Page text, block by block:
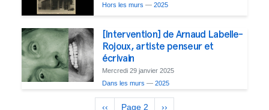
Hors les murs — 2025
[Intervention] de Arnaud Labelle-
Rojoux, artiste penseur et
écrivain
Mercredi 29 janvier 2025
Dans les murs — 2025
Pagination
Previous
‹‹ Page 2
Next
››